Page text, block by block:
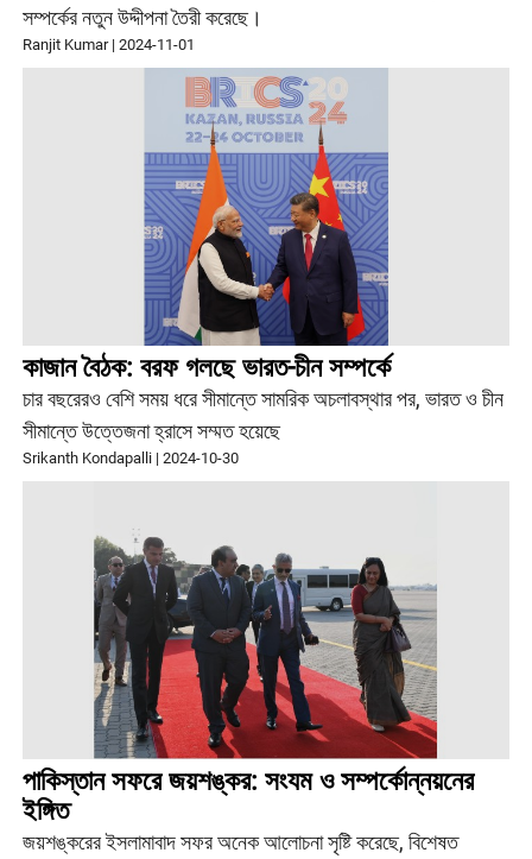
সম্পর্কের নতুন উদ্দীপনা তৈরী করেছে।
Ranjit Kumar |2024-11-01
কাজান বৈঠক: বরফ গলছে ভারত-চীন সম্পর্কে
চার বছরেরও বেশি সময় ধরে সীমান্তে সামরিক অচলাবস্থার পর, ভারত ও চীন
সীমান্তে উত্তেজনা হ্রাসে সম্মত হয়েছে
Srikanth Kondapalli |2024-10-30
পাকিস্তান সফরে জয়শঙ্কর: সংযম ও সম্পর্কোন্নয়নের
ইঙ্গিত
জয়শঙ্করের ইসলামাবাদ সফর অনেক আলোচনা সৃষ্টি করেছে, বিশেষত